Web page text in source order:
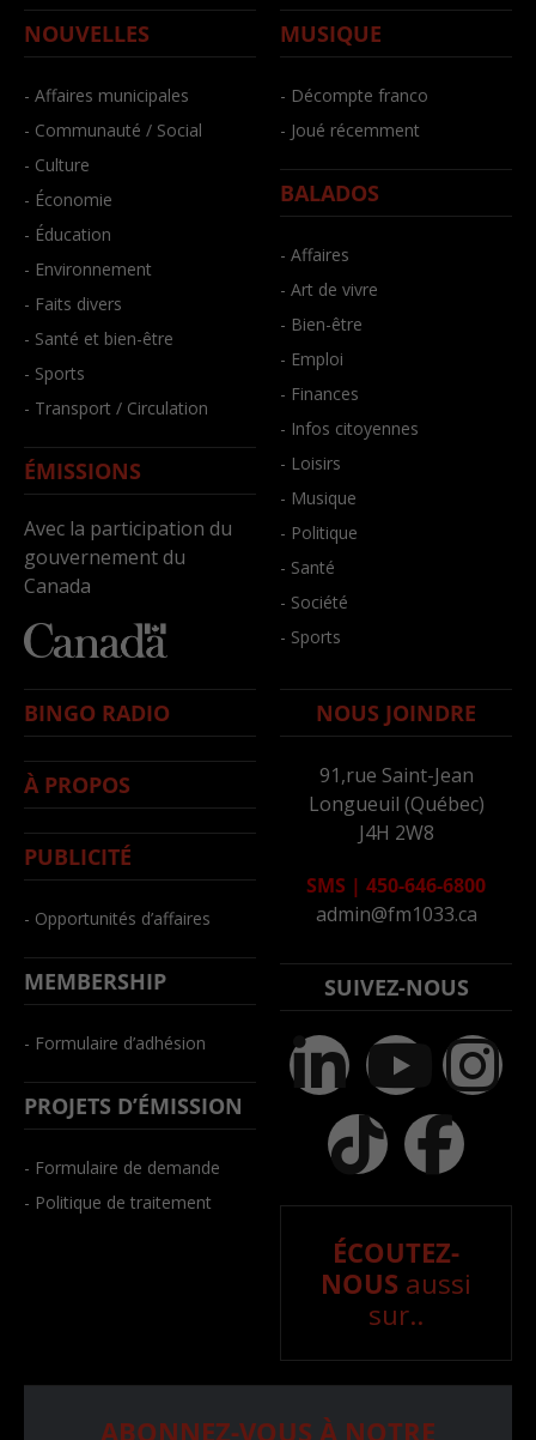
NOUVELLES
- Affaires municipales
- Communauté / Social
- Culture
- Économie
- Éducation
- Environnement
- Faits divers
- Santé et bien-être
- Sports
- Transport / Circulation
ÉMISSIONS
Avec la participation du
gouvernement du
Canada
MUSIQUE
- Décompte franco
- Joué récemment
BALADOS
- Affaires
- Art de vivre
- Bien-être
- Emploi
- Finances
- Infos citoyennes
- Loisirs
- Musique
- Politique
- Santé
- Société
- Sports
BINGO RADIO
À PROPOS
PUBLICITÉ
- Opportunités d’affaires
MEMBERSHIP
- Formulaire d’adhésion
PROJETS D’ÉMISSION
- Formulaire de demande
- Politique de traitement
NOUS JOINDRE
91,rue Saint-Jean
Longueuil (Québec)
J4H 2W8
SMS | 450-646-6800
admin@fm1033.ca
SUIVEZ-NOUS
ÉCOUTEZ-
NOUS aussi
sur..
ABONNEZ-VOUS À NOTRE